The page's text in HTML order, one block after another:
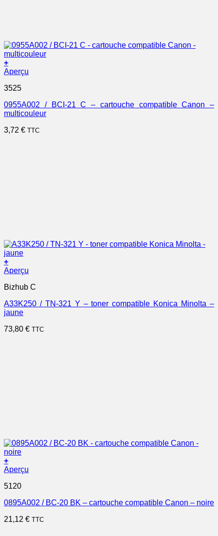
+
Aperçu
3525
0955A002 / BCI-21 C – cartouche compatible Canon –
multicouleur
3,72 € TTC
+
Aperçu
Bizhub C
A33K250 / TN-321 Y – toner compatible Konica Minolta –
jaune
73,80 € TTC
+
Aperçu
5120
0895A002 / BC-20 BK – cartouche compatible Canon – noire
21,12 € TTC